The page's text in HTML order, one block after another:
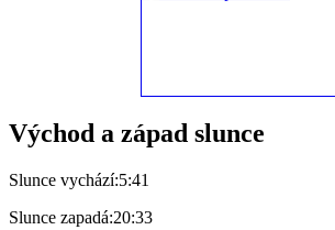
Východ a západ slunce
Slunce vychází:5:41
Slunce zapadá:20:33